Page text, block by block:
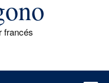
francés